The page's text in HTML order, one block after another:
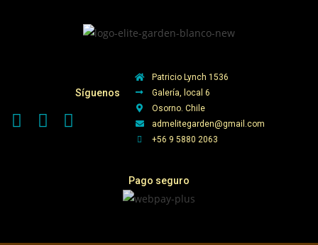
Síguenos
Patricio Lynch 1536
Galería, local 6
Osorno. Chile
admelitegarden@gmail.com
+56 9 5880 2063
Pago seguro